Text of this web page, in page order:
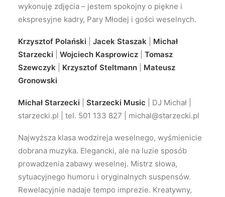
wykonuję zdjęcia – jestem spokojny o piękne i
ekspresyjne kadry, Pary Młodej i gości weselnych.
Krzysztof Polański Jacek Staszak
Michał
Starzecki
Wojciech Kasprowicz
Tomasz
Szewczyk
Krzysztof Steltmann
Mateusz
Gronowski
Michał Starzecki Starzecki Music | DJ Michał |
starzecki.pl | tel. 501 133 827 | michal@starzecki.pl
Najwyższa klasa wodzireja weselnego, wyśmienicie
dobrana muzyka. Elegancki, ale na luzie sposób
prowadzenia zabawy weselnej. Mistrz słowa,
sytuacyjnego humoru i oryginalnych suspensów.
Rewelacyjnie nadaje tempo imprezie. Kreatywny,